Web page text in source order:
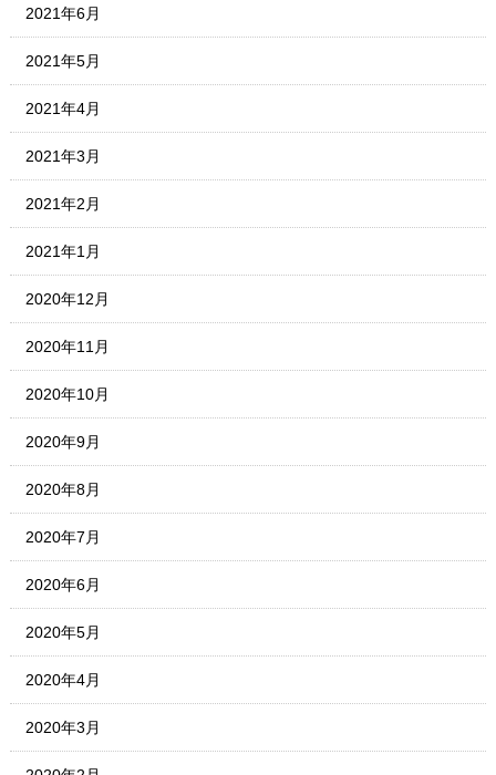
2021年6月
2021年5月
2021年4月
2021年3月
2021年2月
2021年1月
2020年12月
2020年11月
2020年10月
2020年9月
2020年8月
2020年7月
2020年6月
2020年5月
2020年4月
2020年3月